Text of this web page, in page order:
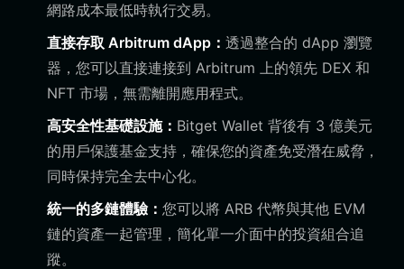
網路成本最低時執行交易。
直接存取 Arbitrum dApp： 透過整合的 dApp 瀏覽
器，您可以直接連接到 Arbitrum 上的領先 DEX 和
NFT 市場，無需離開應用程式。
高安全性基礎設施： Bitget Wallet 背後有 3 億美元
的用戶保護基金支持，確保您的資產免受潛在威脅，
同時保持完全去中心化。
統一的多鏈體驗： 您可以將 ARB 代幣與其他 EVM
鏈的資產一起管理，簡化單一介面中的投資組合追
蹤。